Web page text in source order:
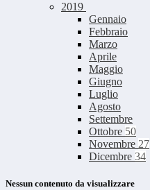
2019
Gennaio
Febbraio
Marzo
Aprile
Maggio
Giugno
Luglio
Agosto
Settembre
Ottobre 50
Novembre 27
Dicembre 34
Nessun contenuto da visualizzare